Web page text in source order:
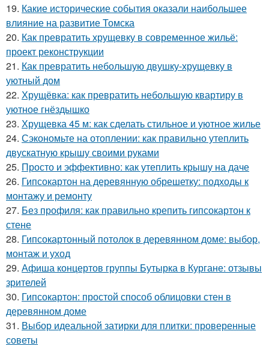
19. Какие исторические события оказали наибольшее
влияние на развитие Томска
20. Как превратить хрущевку в современное жильё:
проект реконструкции
21. Как превратить небольшую двушку-хрущевку в
уютный дом
22. Хрущёвка: как превратить небольшую квартиру в
уютное гнёздышко
23. Хрущевка 45 м: как сделать стильное и уютное жилье
24. Сэкономьте на отоплении: как правильно утеплить
двускатную крышу своими руками
25. Просто и эффективно: как утеплить крышу на даче
26. Гипсокартон на деревянную обрешетку: подходы к
монтажу и ремонту
27. Без профиля: как правильно крепить гипсокартон к
стене
28. Гипсокартонный потолок в деревянном доме: выбор,
монтаж и уход
29. Афиша концертов группы Бутырка в Кургане: отзывы
зрителей
30. Гипсокартон: простой способ облицовки стен в
деревянном доме
31. Выбор идеальной затирки для плитки: проверенные
советы